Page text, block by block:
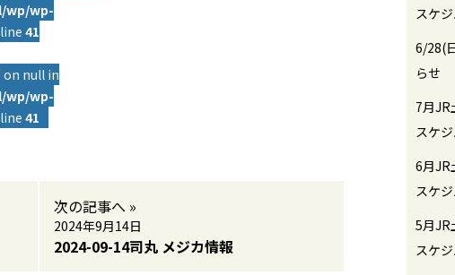
wp/wp-
41
null in
wp/wp-
41
次の記事へ »
2024年9月14日
2024-09-14司丸 メジカ情報
スケ
6/28(
らせ
7月JR
スケ
6月JR
スケ
5月JR
スケ